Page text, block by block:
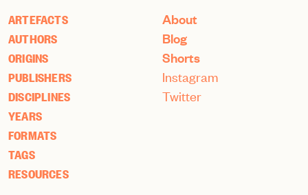
ARTEFACTS
AUTHORS
ORIGINS
PUBLISHERS
DISCIPLINES
YEARS
FORMATS
TAGS
RESOURCES
About
Blog
Shorts
Instagram
Twitter